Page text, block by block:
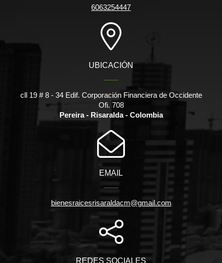
6063254447
UBICACIÓN
cll 19 # 8 - 34 Edif. Corporación Financiera de Occidente
Ofi. 708
Pereira - Risaralda - Colombia
EMAIL
bienesraicesrisaraldacm@gmail.com
REDES SOCIALES